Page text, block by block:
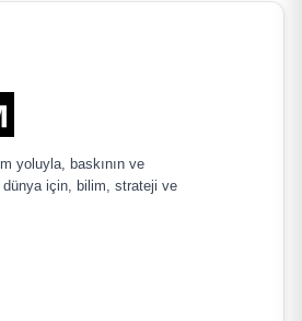
yoluyla, baskının ve
dünya için, bilim, strateji ve